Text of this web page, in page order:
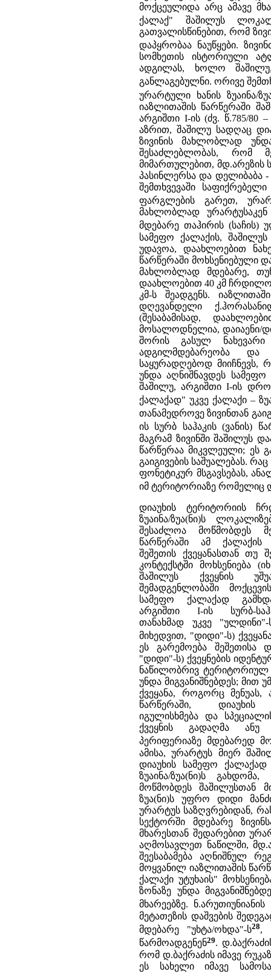
მოქცეულიდა არც ამავე
ქალაქ" შაშილუს
გათვალისწინებით, რომ
დაპყრობაა ნაუწყები.
სომხეთის ისტორიული
ადგილას, ხოლო შაშილუ,
განლაგებულნი. ორივე
ურარტული ხანის ზუაინა/
იაზლითაშის წარწერაში
არგიშთი I-ის (ძვ. წ.785/80
აზრით, შაშილუ სადღაც
ზივინის მახლობლად
შესაძლებლობას, რომ
მიმართულებით, მდ.არეზის
პასინლერსა და დელიბაბა -
შემთხვევაში
ფარგლების გარეთ,
მახლობლად
მდებარე თაჰირის
სამეფო ქალაქის,
უდავოა, დაახლოებით
წარწერაში მოხსენიებული
მახლობლად მდებარე,
დაახლოებით 40 კმ
კმ-ს შეადგენს.
დღევანდელი
(შესაბამისად,
მოსალოდნელია, დაიაენი/
შორის გასულ ნახევარი
ადგილმდებარეობა და
საყურადღებოდ მიიჩნევს,
უნდა აღნიშნავდეს
შაშილუ, არგიშთი I-ის
ქალაქად" უკვე ქალაქი –
თანამედროვე ზივინთან
ის სურბ საჰაკის (ვანის)
მაგრამ ზივინში შაშილუს
წარწერაა მიკვლეული; ეს
გაიგივების საშუალებას.
ფონეტიკურ მსგავსებას,
იმ ტერიტორიაზე რომელიც
დიაუხის ტერიტორიის
ზუაინა/ზუა(ნი)ს
შესაძლოა მოწმობდეს
წარწერაში ამ ქალაქის
შეშეთის ქვეყანასთან თუ
კონტექსტში მოხსენიება
შაშილუს ქვეყნის
შემადგენლობაში
სამეფო ქალაქად
არგიშთი I-ის სურბ-
თანახმად უკვე "ულდინი"-
მიხედვით, "დიდი"-ს)
ეს გარემოება შეშეთისა
"დიდი"-ს) ქვეყნების
ნაწილობრივ ტერიტორიულ
უნდა მიგვანიშნებდეს; მით
ქვეყანა, როგორც მენუას,
წარწერაში, დიაუხის
იგულისხმება და
ქვეყნის გადაღმა
პერიფერიაზე მდებარედ
ამისა, ურარტუს მიერ
დიაუხის სამეფო
ზუაინა/ზუა(ნი)ს
მოწმობდეს შაშილუსთან
ზუა(ნი)ს უფრო დიდი
ურარტუს საზღვრებიდან,
სექტორში მდებარე
მხარესთან შედარებით
აღმოსავლეთ ნაწილში,
შეესაბამება აღნიშნულ
მოყვანილ იაზლითაშის
ქალაქი უტუხაის"
ზონაზე უნდა
მხარეებზე.
მეტათეზის დაშვების
მდებარე "უხტა/ოხდა"-ს28,
წარმოადგენენ29.
რომ დ.ბაქრაძის იმავე
ეს სახელი იმავე